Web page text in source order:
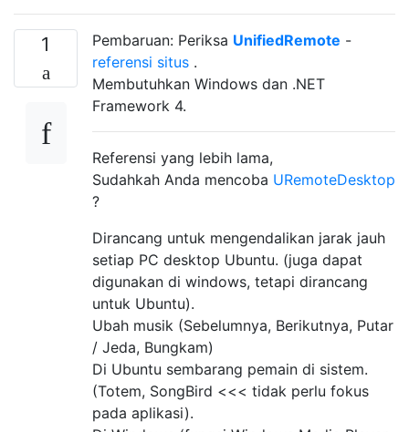
1 Pembaruan: Periksa UnifiedRemote -
referensi situs .
Membutuhkan Windows dan .NET
Framework 4.
Referensi yang lebih lama,
Sudahkah Anda mencoba URemoteDesktop
?
Dirancang untuk mengendalikan jarak jauh
setiap PC desktop Ubuntu. (juga dapat
digunakan di windows, tetapi dirancang
untuk Ubuntu).
Ubah musik (Sebelumnya, Berikutnya, Putar
/ Jeda, Bungkam)
Di Ubuntu sembarang pemain di sistem.
(Totem, SongBird <<< tidak perlu fokus
pada aplikasi).